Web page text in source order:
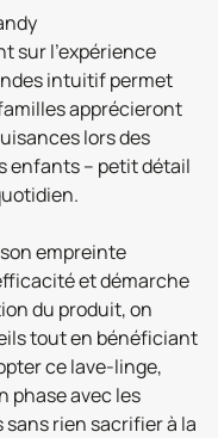
sur l’expérience
intuitif permet
apprécieront
lors des
enfants – petit détail
empreinte
et démarche
du produit, on
tout en bénéficiant
ce lave-linge,
phase avec les
rien sacrifier à la